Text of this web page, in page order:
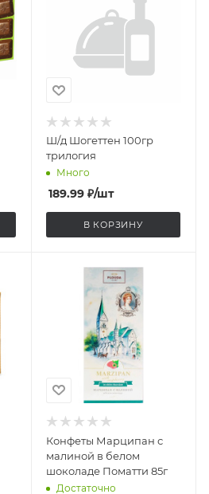
Ш/д Шогеттен 100гр
трилогия
Много
189.99₽/шт
В КОРЗИНУ
Конфеты Марципан с
малиной в белом
шоколаде Поматти 85г
Достаточно